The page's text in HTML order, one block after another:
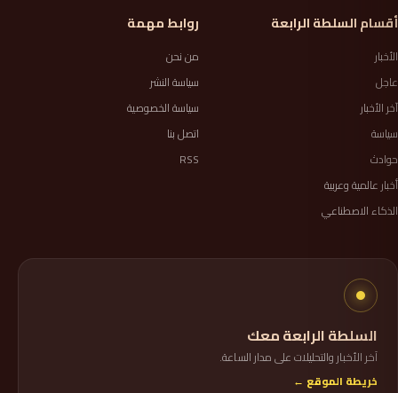
أقسام السلطة الرابعة
الأخبار
عاجل
آخر الأخبار
سياسة
حوادث
أخبار عالمية وعربية
الذكاء الاصطناعي
روابط مهمة
من نحن
سياسة النشر
سياسة الخصوصية
اتصل بنا
RSS
السلطة الرابعة معك
آخر الأخبار والتحليلات على مدار الساعة.
خريطة الموقع ←